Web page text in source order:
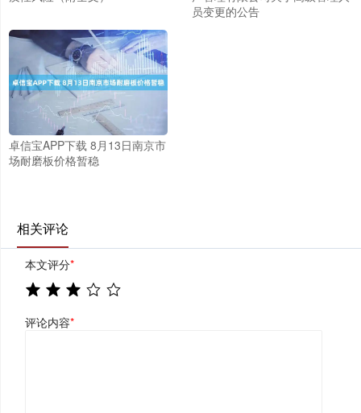
员变更的公告
卓信宝APP下载 8月13日南京市
场耐磨板价格暂稳
相关评论
本文评分*
评论内容*